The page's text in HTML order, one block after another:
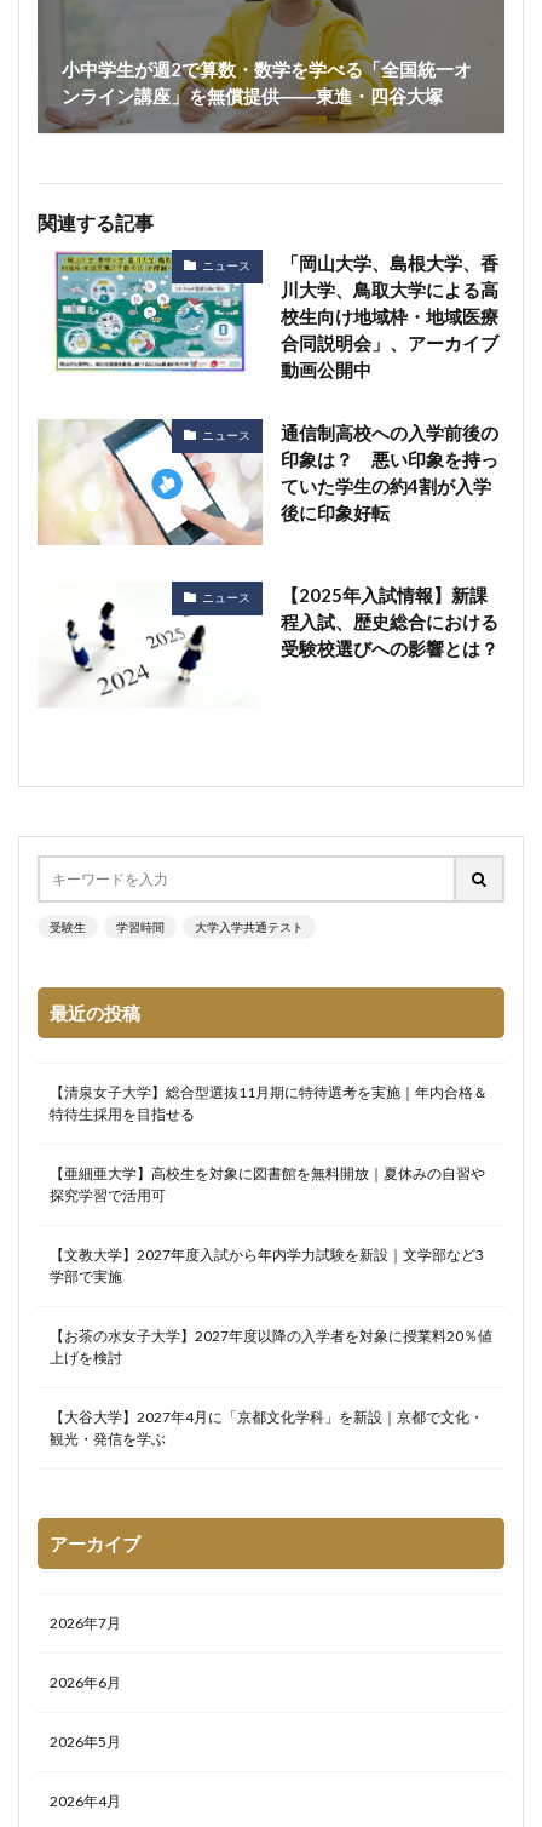
小中学生が週2で算数・数学を学べる「全国統一オ
ンライン講座」を無償提供――東進・四谷大塚
関連する記事
ニュース
「岡山大学、島根大学、香
川大学、鳥取大学による高
校生向け地域枠・地域医療
合同説明会」、アーカイブ
動画公開中
ニュース
通信制高校への入学前後の
印象は？ 悪い印象を持っ
ていた学生の約4割が入学
後に印象好転
ニュース
【2025年入試情報】新課
程入試、歴史総合における
受験校選びへの影響とは？
受験生 学習時間 大学入学共通テスト
最近の投稿
【清泉女子大学】総合型選抜11月期に特待選考を実施｜年内合格＆
特待生採用を目指せる
【亜細亜大学】高校生を対象に図書館を無料開放｜夏休みの自習や
探究学習で活用可
【文教大学】2027年度入試から年内学力試験を新設｜文学部など3
学部で実施
【お茶の水女子大学】2027年度以降の入学者を対象に授業料20％値
上げを検討
【大谷大学】2027年4月に「京都文化学科」を新設｜京都で文化・
観光・発信を学ぶ
アーカイブ
2026年7月
2026年6月
2026年5月
2026年4月